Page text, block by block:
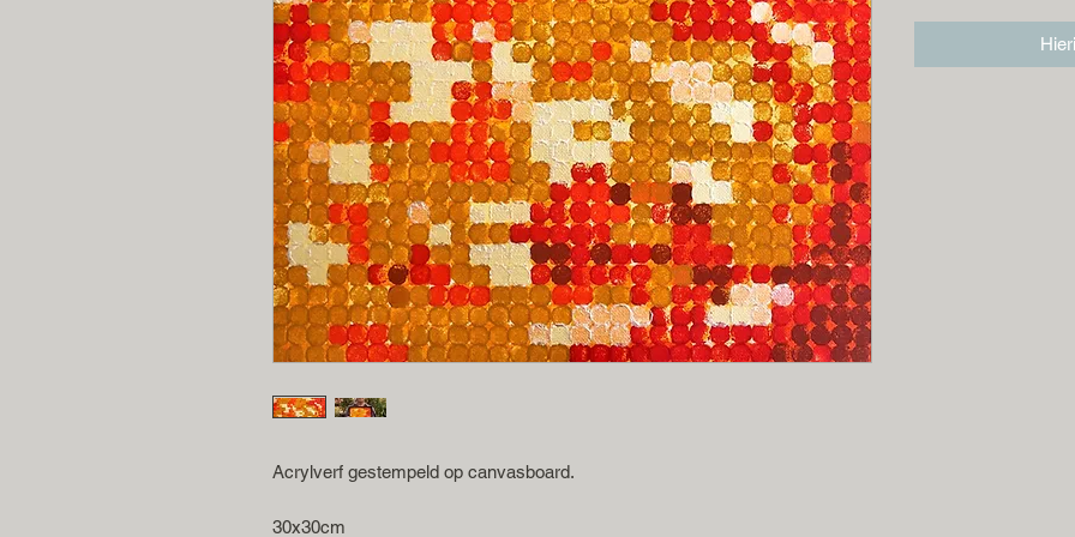
Acrylverf gestempeld op canvasboard.
30x30cm